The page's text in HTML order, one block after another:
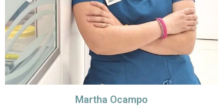
Martha Ocampo